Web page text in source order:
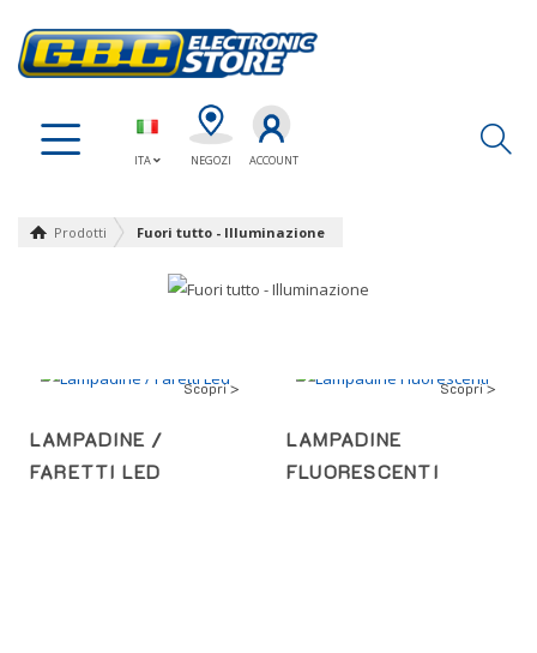
ITA NEGOZI ACCOUNT
Prodotti Fuori tutto - Illuminazione
Scopri >
LAMPADINE /
FARETTI LED
Scopri >
LAMPADINE
FLUORESCENTI